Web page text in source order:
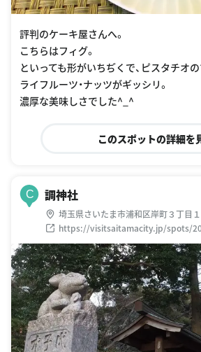
評判のケーキ屋さんへ。
こちらはフィグ。
といっても形がいちぢくで、ピスタチオ
ライフルーツ・ナッツがギッシリ。
濃厚な美味しさでした^_^
このスポットの詳細を
C 調神社
埼玉県さいたま市浦和区岸町３丁目
https://visitsaitamacity.jp/spots/